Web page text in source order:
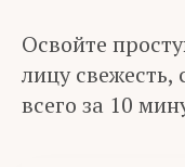
Освойте
лицу свежесть,
всего за 10